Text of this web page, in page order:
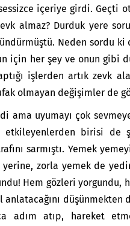
içeriye girdi. Geçti
almaz? Durduk yere
Neden sordu ki
için her şey ve onun gibi
işlerden artık zevk
olmayan değişimler de
ama uyumayı çok
etkileyenlerden birisi de
sarmıştı. Yemek
zorla yemek de
Hem gözleri
anlatacağını düşünmekten
adım atıp, hareket